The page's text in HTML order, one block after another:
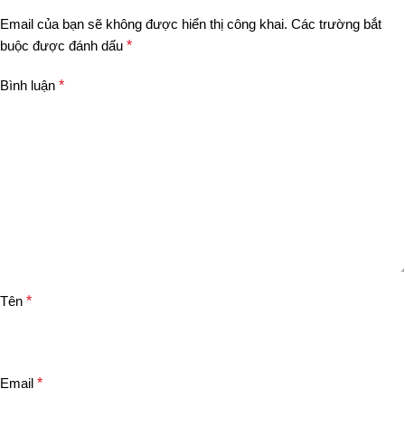
Email của bạn sẽ không được hiển thị công khai. Các trường bắt
buộc được đánh dấu *
Bình luận *
Tên *
Email *